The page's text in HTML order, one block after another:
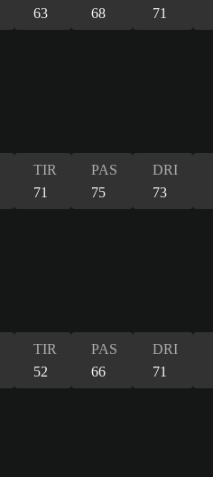
63
68
71
TIR
71
PAS
75
DRI
73
TIR
52
PAS
66
DRI
71